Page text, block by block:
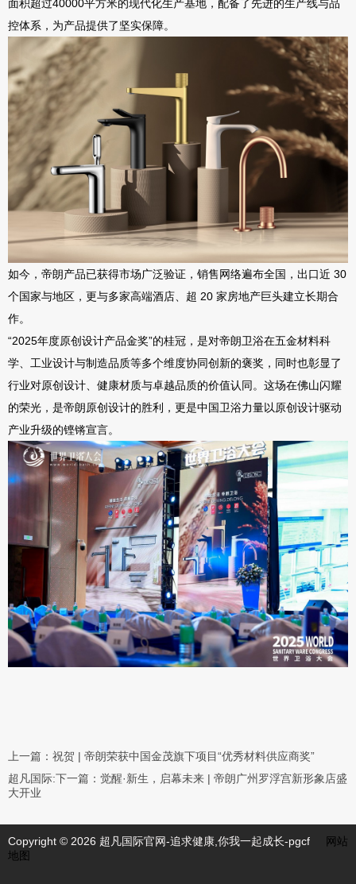
面积超过40000平方米的现代化生产基地，配备了先进的生产线与品
控体系，为产品提供了坚实保障。
如今， 帝朗产品已获得市场广泛验证 ， 销售网络遍布全国，出口近 30
个国家与地区，更与多家高端酒店、超 20 家房地产巨头建立长期合
作。
“2025年度原创设计产品金奖”的桂冠，是对帝朗卫浴在五金材料科
学、工业设计与制造品质等多个维度协同创新的褒奖 ，同时也彰显了
行业对原创设计、健康材质与卓越品质的价值认同。这场在佛山闪耀
的荣光，是帝朗原创设计的胜利，更是中国卫浴力量以原创设计驱动
产业升级的铿锵宣言。
上一篇： 祝贺 | 帝朗荣获中国金茂旗下项目“优秀材料供应商奖”
超凡国际:下一篇： 觉醒·新生，启幕未来 | 帝朗广州罗浮宫新形象店盛
大开业
Copyright © 2026 超凡国际官网-追求健康,你我一起成长-pgcf
网站
地图